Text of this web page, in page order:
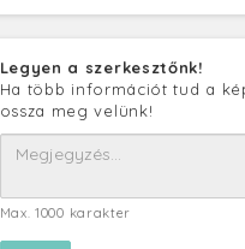
Legyen a szerkesztőnk!
Ha több információt tud a
ossza meg velünk!
Max. 1000 karakter